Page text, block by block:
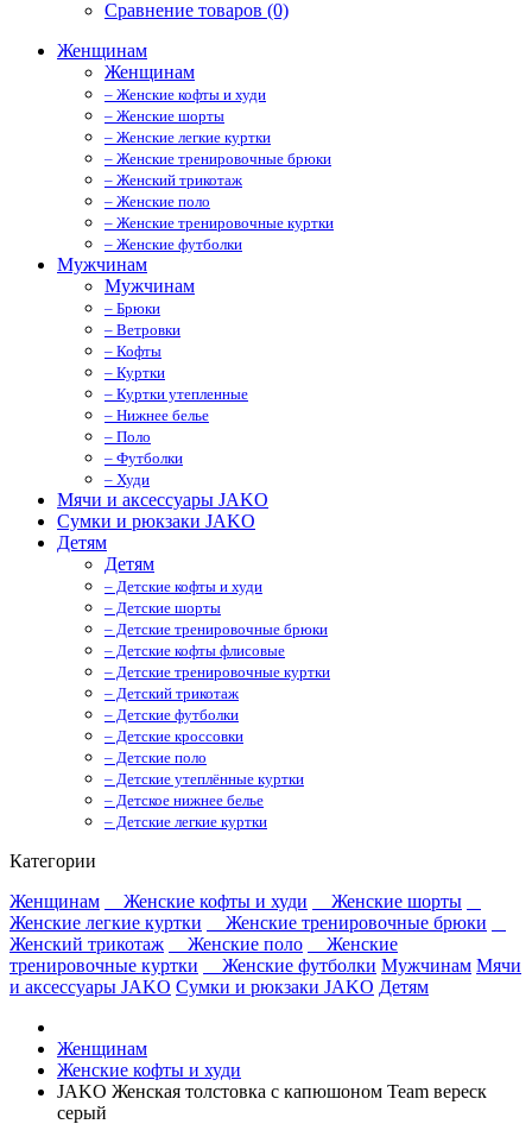
Сравнение товаров (0)
Женщинам
Женщинам
– Женские кофты и худи
– Женские шорты
– Женские легкие куртки
– Женские тренировочные брюки
– Женский трикотаж
– Женские поло
– Женские тренировочные куртки
– Женские футболки
Мужчинам
Мужчинам
– Брюки
– Ветровки
– Кофты
– Куртки
– Куртки утепленные
– Нижнее белье
– Поло
– Футболки
– Худи
Мячи и аксессуары JAKO
Сумки и рюкзаки JAKO
Детям
Детям
– Детские кофты и худи
– Детские шорты
– Детские тренировочные брюки
– Детские кофты флисовые
– Детские тренировочные куртки
– Детский трикотаж
– Детские футболки
– Детские кроссовки
– Детские поло
– Детские утеплённые куртки
– Детское нижнее белье
– Детские легкие куртки
Категории
Женщинам
Женские кофты и худи
Женские шорты
Женские легкие куртки
Женские тренировочные брюки
Женский трикотаж
Женские поло
Женские
тренировочные куртки
Женские футболки Мужчинам Мячи
и аксессуары JAKO Сумки и рюкзаки JAKO Детям
Женщинам
Женские кофты и худи
JAKO Женская толстовка с капюшоном Team вереск
серый